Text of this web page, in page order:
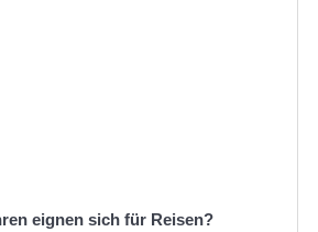
eignen sich für Reisen?